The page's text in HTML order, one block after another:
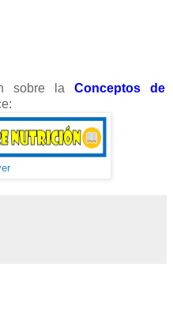
sobre la Conceptos
de